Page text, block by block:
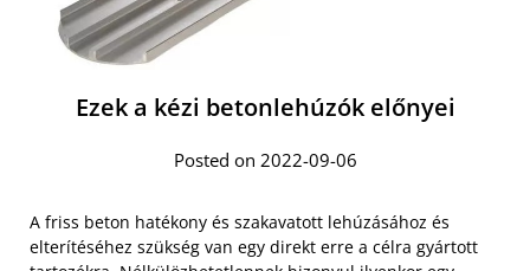
Ezek a kézi betonlehúzók előnyei
Posted on 2022-09-06
A friss beton hatékony és szakavatott lehúzásához és
elterítéséhez szükség van egy direkt erre a célra gyártott